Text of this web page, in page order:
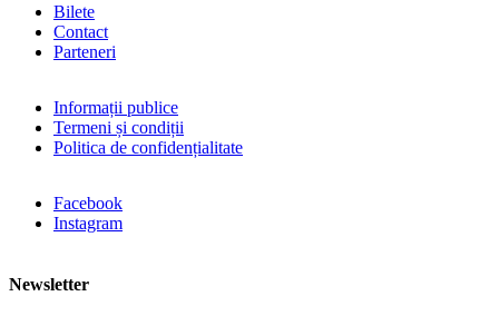
Bilete
Contact
Parteneri
Informații publice
Termeni și condiții
Politica de confidențialitate
Facebook
Instagram
Newsletter